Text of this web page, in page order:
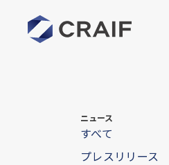
ニュース
すべて
プレスリリース